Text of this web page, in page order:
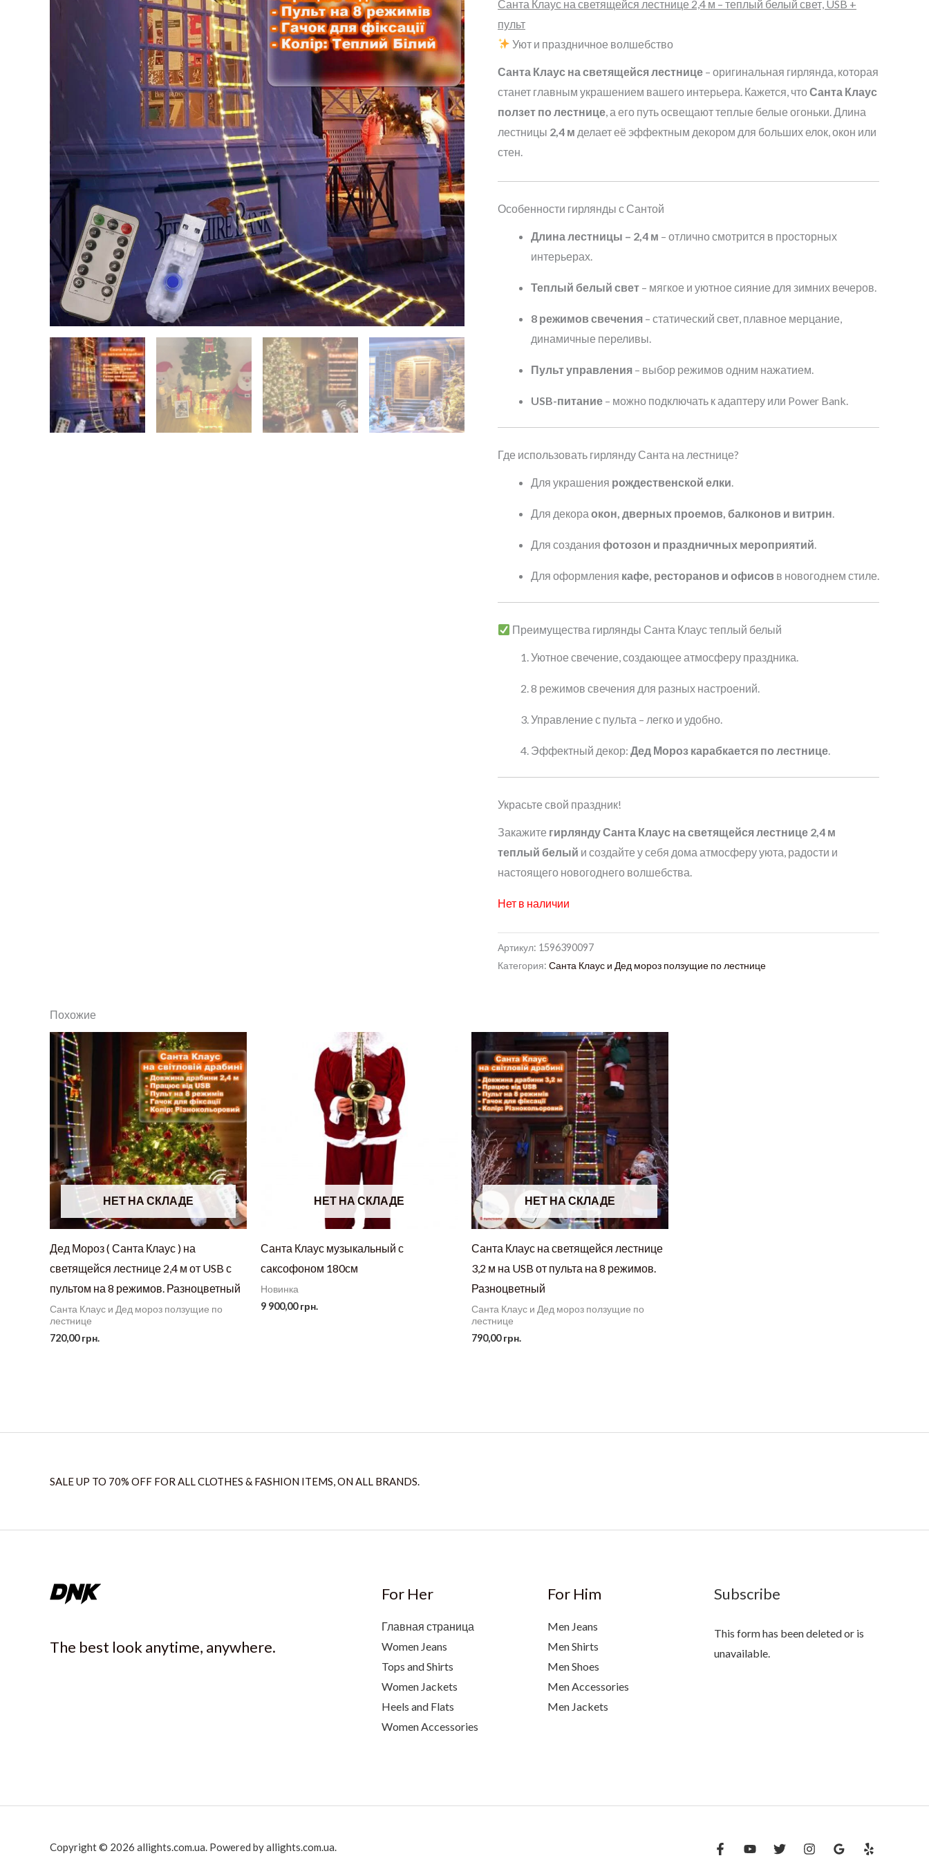
Санта Клаус на светящейся лестнице 2,4 м – теплый белый свет, USB +
пульт
Уют и праздничное волшебство
Санта Клаус на светящейся лестнице – оригинальная гирлянда, которая
станет главным украшением вашего интерьера. Кажется, чтоСанта Клаус
ползет по лестнице , а его путь освещают теплые белые огоньки. Длина
лестницы 2,4 м делает её эффектным декором для больших елок, окон или
стен.
Особенности гирлянды с Сантой
Длина лестницы – 2,4 м – отлично смотрится в просторных
интерьерах.
Теплый белый свет – мягкое и уютное сияние для зимних вечеров.
8 режимов свечения – статический свет, плавное мерцание,
динамичные переливы.
Пульт управления – выбор режимов одним нажатием.
USB-питание – можно подключать к адаптеру или Power Bank.
Где использовать гирлянду Санта на лестнице?
Для украшения рождественской елки.
Для декора окон, дверных проемов, балконов и витрин.
Для создания фотозон и праздничных мероприятий.
Для оформления кафе, ресторанов и офисов в новогоднем стиле.
Преимущества гирлянды Санта Клаус теплый белый
Уютное свечение, создающее атмосферу праздника.
8 режимов свечения для разных настроений.
Управление с пульта – легко и удобно.
Эффектный декор: Дед Мороз карабкается по лестнице.
Украсьте свой праздник!
Закажите гирлянду Санта Клаус на светящейся лестнице 2,4 м
теплый белый и создайте у себя дома атмосферу уюта, радости и
настоящего новогоднего волшебства.
Нет в наличии
Артикул: 1596390097
Категория: Санта Клаус и Дед мороз ползущие по лестнице
Похожие
НЕТ НА СКЛАДЕ
Дед Мороз ( Санта Клаус ) на
светящейся лестнице 2,4 м от USB с
пультом на 8 режимов. Разноцветный
Санта Клаус и Дед мороз ползущие по
лестнице
720,00грн.
НЕТ НА СКЛАДЕ
Санта Клаус музыкальный с
саксофоном 180см
Новинка
9 900,00грн.
НЕТ НА СКЛАДЕ
Санта Клаус на светящейся лестнице
3,2 м на USB от пульта на 8 режимов.
Разноцветный
Санта Клаус и Дед мороз ползущие по
лестнице
790,00грн.
SALE UP TO 70% OFF FOR ALL CLOTHES & FASHION ITEMS, ON ALL BRANDS.
The best look anytime, anywhere.
For Her
Главная страница
Women Jeans
Tops and Shirts
Women Jackets
Heels and Flats
Women Accessories
For Him
Men Jeans
Men Shirts
Men Shoes
Men Accessories
Men Jackets
Subscribe
This form has been deleted or is
unavailable.
Copyright © 2026 allights.com.ua. Powered by allights.com.ua.